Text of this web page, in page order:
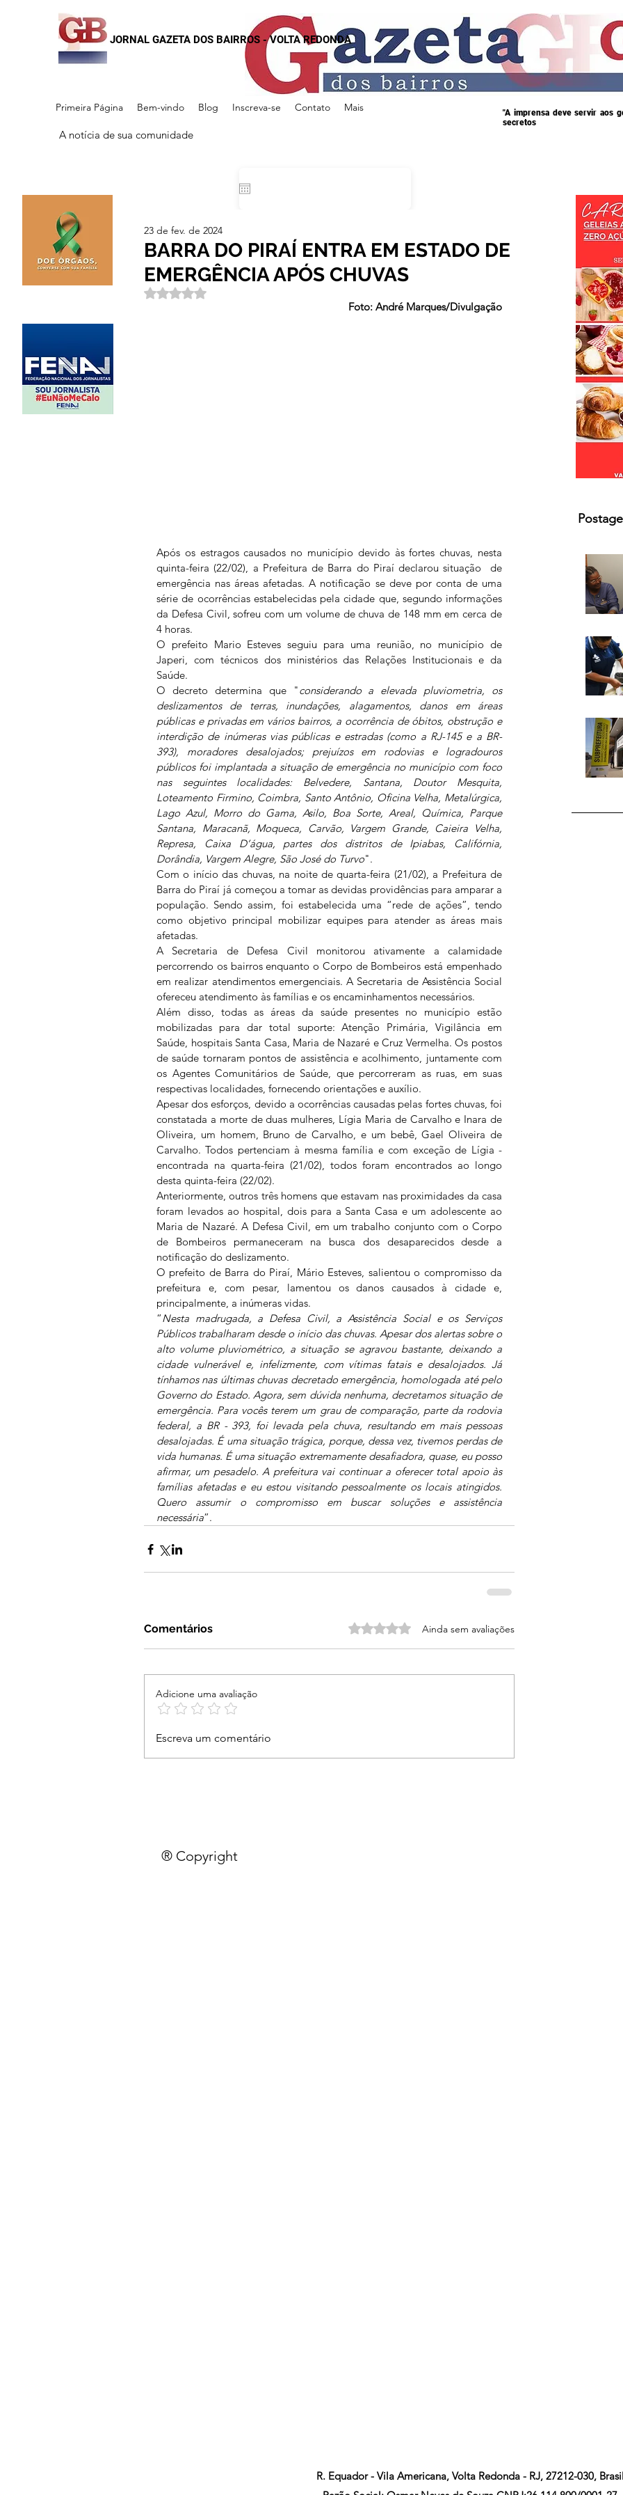
JORNAL GAZETA DOS BAIRROS - VOLTA REDONDA
Primeira Página Bem-vindo Blog Inscreva-se Contato Mais
A notícia de sua comunidade
"A imprensa deve servir aos
secretos
BARRA DO PIRAÍ ENTRA EM ESTADO DE
EMERGÊNCIA APÓS CHUVAS
23 de fev. de 2024
Avaliado com NaN de 5 estrelas.
Foto: André Marques/Divulgação
Após os estragos causados no município devido às fortes chuvas, nesta
quinta-feira (22/02), a Prefeitura de Barra do Piraí declarou situação  de
emergência nas áreas afetadas. A notificação se deve por conta de uma
série de ocorrências estabelecidas pela cidade que, segundo informações
da Defesa Civil, sofreu com um volume de chuva de 148 mm em cerca de
4 horas.
O prefeito Mario Esteves seguiu para uma reunião, no município de
Japeri, com técnicos dos ministérios das Relações Institucionais e da
Saúde.
O decreto determina que "considerando a elevada pluviometria, os
deslizamentos de terras, inundações, alagamentos, danos em áreas
públicas e privadas em vários bairros, a ocorrência de óbitos, obstrução e
interdição de inúmeras vias públicas e estradas (como a RJ-145 e a BR-
393), moradores desalojados; prejuízos em rodovias e logradouros
públicos foi implantada a situação de emergência no município com foco
nas seguintes localidades: Belvedere, Santana, Doutor Mesquita,
Loteamento Firmino, Coimbra, Santo Antônio, Oficina Velha, Metalúrgica,
Lago Azul, Morro do Gama, Asilo, Boa Sorte, Areal, Química, Parque
Santana, Maracanã, Moqueca, Carvão, Vargem Grande, Caieira Velha,
Represa, Caixa D’água, partes dos distritos de Ipiabas, Califórnia,
Dorândia, Vargem Alegre, São José do Turvo".
Com o início das chuvas, na noite de quarta-feira (21/02), a Prefeitura de
Barra do Piraí já começou a tomar as devidas providências para amparar a
população. Sendo assim, foi estabelecida uma “rede de ações”, tendo
como objetivo principal mobilizar equipes para atender as áreas mais
afetadas.
A Secretaria de Defesa Civil monitorou ativamente a calamidade
percorrendo os bairros enquanto o Corpo de Bombeiros está empenhado
em realizar atendimentos emergenciais. A Secretaria de Assistência Social
ofereceu atendimento às famílias e os encaminhamentos necessários.
Além disso, todas as áreas da saúde presentes no município estão
mobilizadas para dar total suporte: Atenção Primária, Vigilância em
Saúde, hospitais Santa Casa, Maria de Nazaré e Cruz Vermelha. Os postos
de saúde tornaram pontos de assistência e acolhimento, juntamente com
os Agentes Comunitários de Saúde, que percorreram as ruas, em suas
respectivas localidades, fornecendo orientações e auxílio.
Apesar dos esforços, devido a ocorrências causadas pelas fortes chuvas, foi
constatada a morte de duas mulheres, Lígia Maria de Carvalho e Inara de
Oliveira, um homem, Bruno de Carvalho, e um bebê, Gael Oliveira de
Carvalho. Todos pertenciam à mesma família e com exceção de Lígia -
encontrada na quarta-feira (21/02), todos foram encontrados ao longo
desta quinta-feira (22/02).
Anteriormente, outros três homens que estavam nas proximidades da casa
foram levados ao hospital, dois para a Santa Casa e um adolescente ao
Maria de Nazaré. A Defesa Civil, em um trabalho conjunto com o Corpo
de Bombeiros permaneceram na busca dos desaparecidos desde a
notificação do deslizamento.
O prefeito de Barra do Piraí, Mário Esteves, salientou o compromisso da
prefeitura e, com pesar, lamentou os danos causados à cidade e,
principalmente, a inúmeras vidas.
“Nesta madrugada, a Defesa Civil, a Assistência Social e os Serviços
Públicos trabalharam desde o início das chuvas. Apesar dos alertas sobre o
alto volume pluviométrico, a situação se agravou bastante, deixando a
cidade vulnerável e, infelizmente, com vítimas fatais e desalojados. Já
tínhamos nas últimas chuvas decretado emergência, homologada até pelo
Governo do Estado. Agora, sem dúvida nenhuma, decretamos situação de
emergência. Para vocês terem um grau de comparação, parte da rodovia
federal, a BR - 393, foi levada pela chuva, resultando em mais pessoas
desalojadas. É uma situação trágica, porque, dessa vez, tivemos perdas de
vida humanas. É uma situação extremamente desafiadora, quase, eu posso
afirmar, um pesadelo. A prefeitura vai continuar a oferecer total apoio às
famílias afetadas e eu estou visitando pessoalmente os locais atingidos.
Quero assumir o compromisso em buscar soluções e assistência
necessária”.
Comentários Avaliado com 0 de 5 estrelas.
Ainda sem avaliações
Adicione uma avaliação
Escreva um comentário
® Copyright
R. Equador - Vila Americana, Volta Redonda - RJ, 27212-030, Brasil